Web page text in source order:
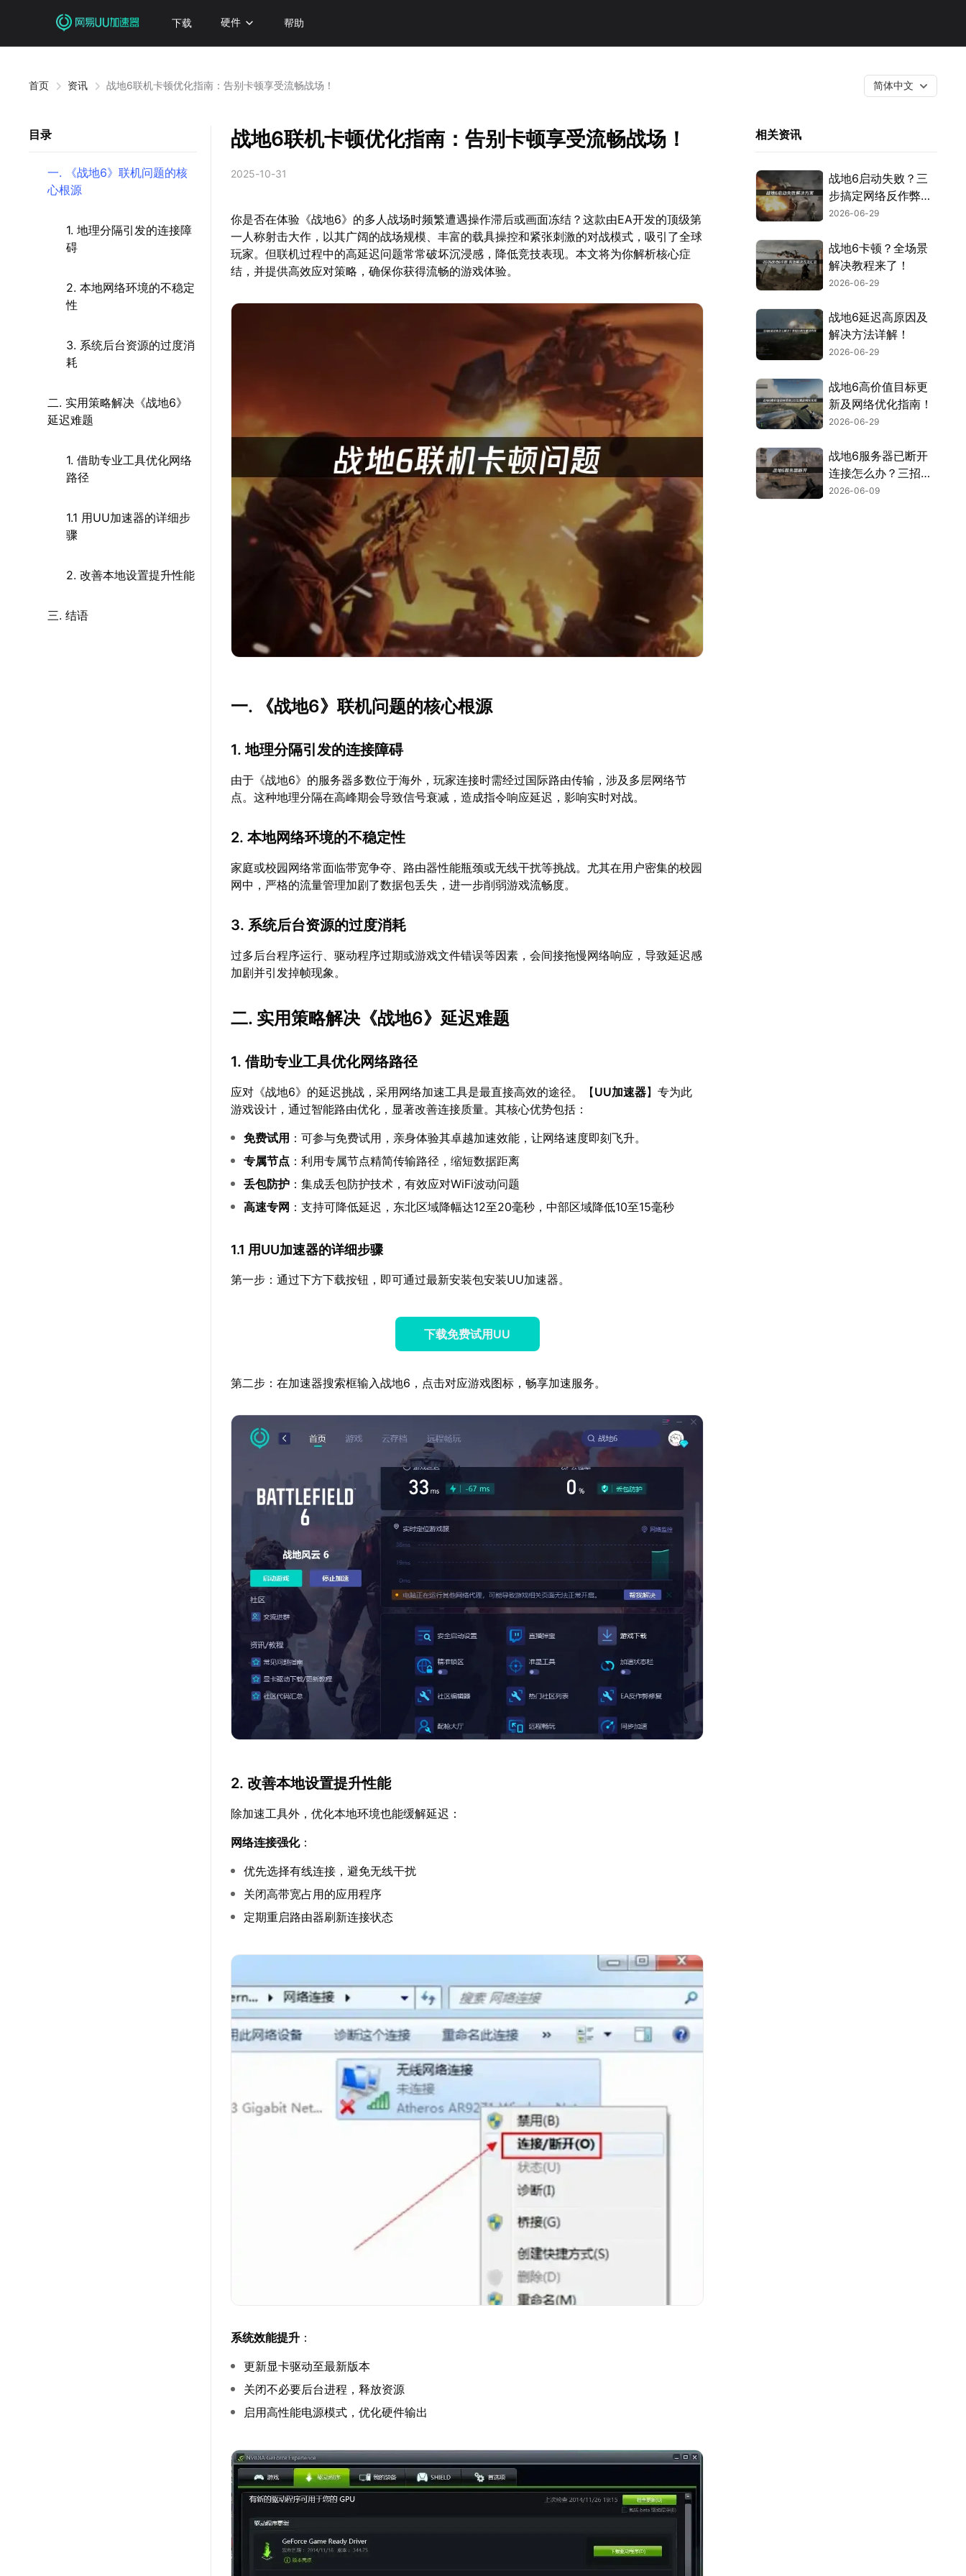
下载 硬件 帮助
首页 资讯 战地6联机卡顿优化指南：告别卡顿享受流畅战场！ 简体中文
目录
一. 《战地6》联机问题的核
心根源
1. 地理分隔引发的连接障
碍
2. 本地网络环境的不稳定
性
3. 系统后台资源的过度消
耗
二. 实用策略解决《战地6》
延迟难题
1. 借助专业工具优化网络
路径
1.1 用UU加速器的详细步
骤
2. 改善本地设置提升性能
三. 结语
战地6联机卡顿优化指南：告别卡顿享受流畅战场！
2025-10-31
你是否在体验《战地6》的多人战场时频繁遭遇操作滞后或画面冻结？这款由EA开发的顶级第
一人称射击大作，以其广阔的战场规模、丰富的载具操控和紧张刺激的对战模式，吸引了全球
玩家。但联机过程中的高延迟问题常常破坏沉浸感，降低竞技表现。本文将为你解析核心症
结，并提供高效应对策略，确保你获得流畅的游戏体验。
一. 《战地6》联机问题的核心根源
1. 地理分隔引发的连接障碍
由于《战地6》的服务器多数位于海外，玩家连接时需经过国际路由传输，涉及多层网络节
点。这种地理分隔在高峰期会导致信号衰减，造成指令响应延迟，影响实时对战。
2. 本地网络环境的不稳定性
家庭或校园网络常面临带宽争夺、路由器性能瓶颈或无线干扰等挑战。尤其在用户密集的校园
网中，严格的流量管理加剧了数据包丢失，进一步削弱游戏流畅度。
3. 系统后台资源的过度消耗
过多后台程序运行、驱动程序过期或游戏文件错误等因素，会间接拖慢网络响应，导致延迟感
加剧并引发掉帧现象。
二. 实用策略解决《战地6》延迟难题
1. 借助专业工具优化网络路径
应对《战地6》的延迟挑战，采用网络加速工具是最直接高效的途径。【UU加速器】专为此
游戏设计，通过智能路由优化，显著改善连接质量。其核心优势包括：
免费试用 ：可参与免费试用，亲身体验其卓越加速效能，让网络速度即刻飞升。
专属节点 ：利用专属节点精简传输路径，缩短数据距离
丢包防护 ：集成丢包防护技术，有效应对WiFi波动问题
高速专网 ：支持可降低延迟，东北区域降幅达12至20毫秒，中部区域降低10至15毫秒
1.1 用UU加速器的详细步骤
第一步：通过下方下载按钮，即可通过最新安装包安装UU加速器。
下载免费试用UU
第二步：在加速器搜索框输入战地6，点击对应游戏图标，畅享加速服务。
2. 改善本地设置提升性能
除加速工具外，优化本地环境也能缓解延迟：
网络连接强化：
优先选择有线连接，避免无线干扰
关闭高带宽占用的应用程序
定期重启路由器刷新连接状态
系统效能提升 ：
更新显卡驱动至最新版本
关闭不必要后台进程，释放资源
启用高性能电源模式，优化硬件输出
相关资讯
战地6启动失败？三
步搞定网络反作弊与
安全设置！
2026-06-29
战地6卡顿？全场景
解决教程来了！
2026-06-29
战地6延迟高原因及
解决方法详解！
2026-06-29
战地6高价值目标更
新及网络优化指南！
2026-06-29
战地6服务器已断开
连接怎么办？三招告
别服务器断开连接！
2026-06-09